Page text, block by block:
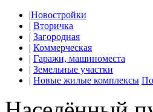
|Новостройки
| Вторичка
| Загородная
| Коммерческая
| Гаражи, машиноместа
| Земельные участки
| Новые жилые комплексы